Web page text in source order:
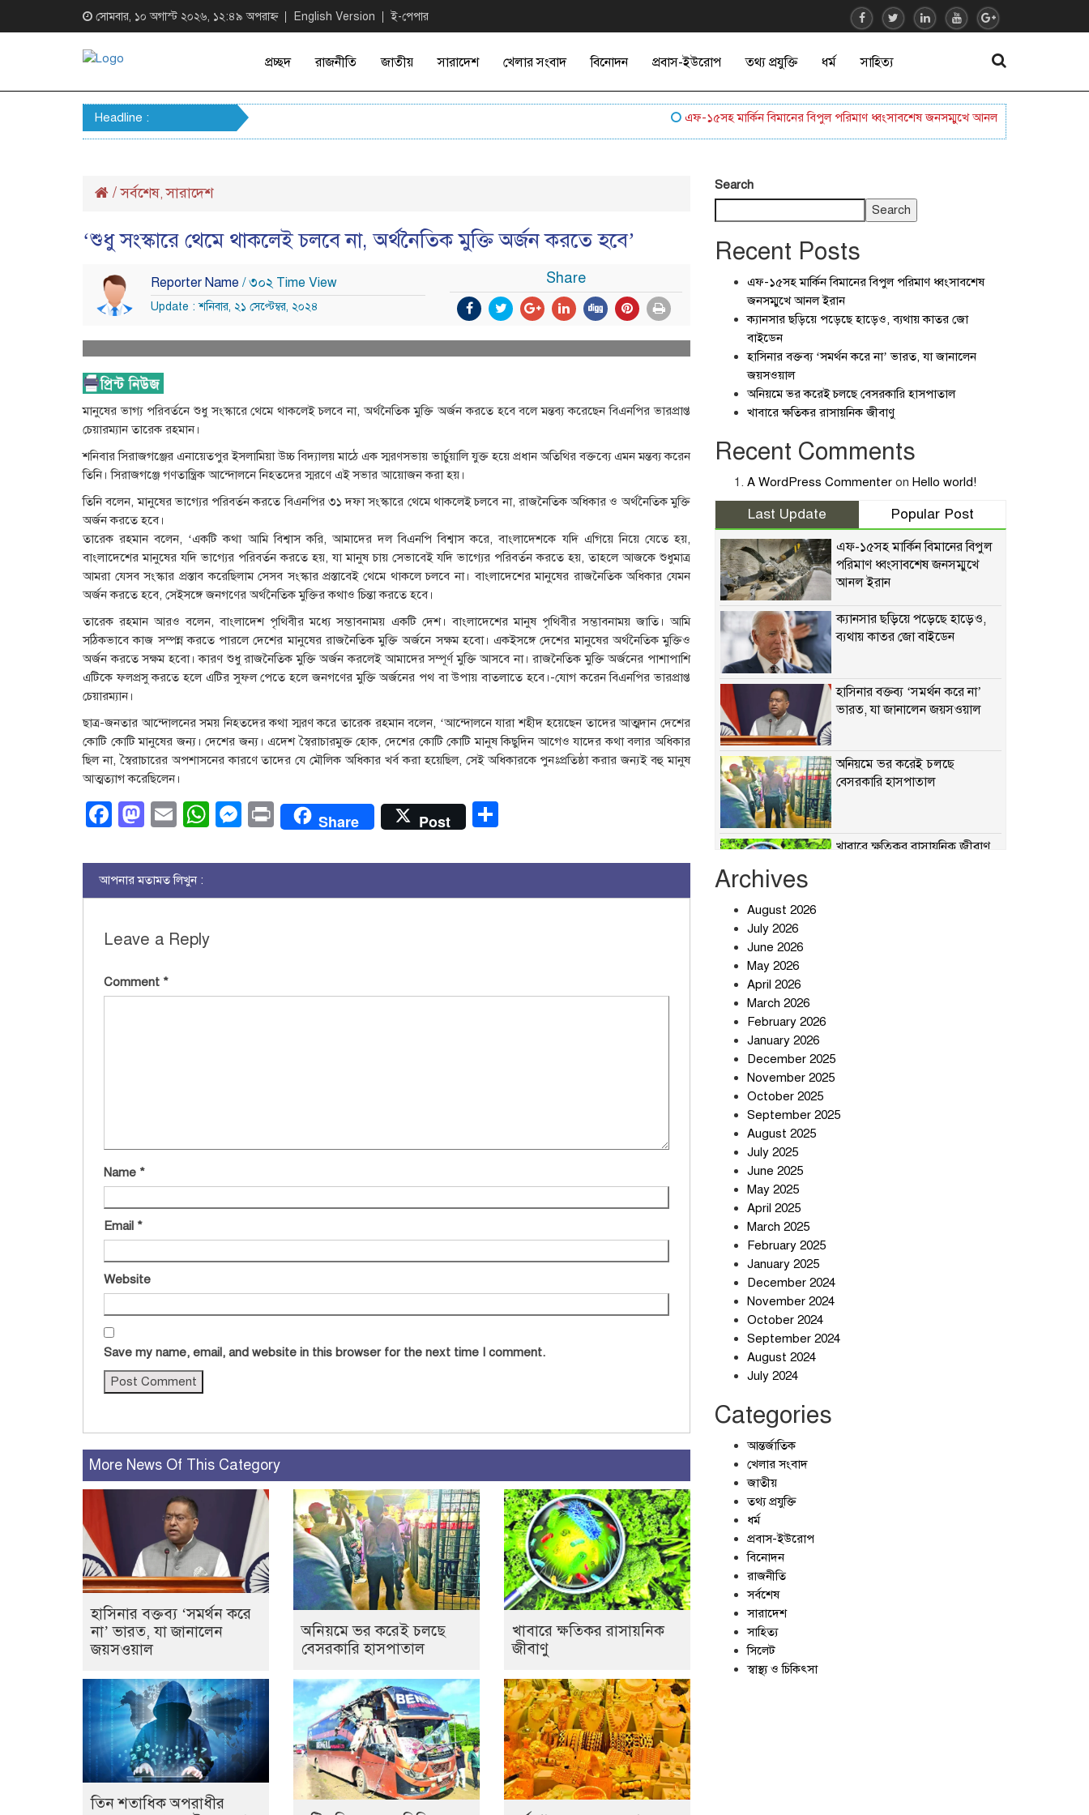
সোমবার, ১০ অগাস্ট ২০২৬, ১২:৪৯ অপরাহ্ন English Version ই-পেপার
প্রচ্ছদ রাজনীতি জাতীয় সারাদেশ খেলার সংবাদ বিনোদন প্রবাস-ইউরোপ তথ্য প্রযুক্তি ধর্ম সাহিত্য
Headline : এফ-১৫সহ মার্কিন বিমানের বিপুল পরিমাণ ধ্বংসাবশেষ জনসম্মুখে আনল ইরান
/সর্বশেষ,সারাদেশ
‘শুধু সংস্কারে থেমে থাকলেই চলবে না, অর্থনৈতিক মুক্তি অর্জন করতে হবে’
Reporter Name / ৩০২ Time View
Update : শনিবার, ২১ সেপ্টেম্বর, ২০২৪
Share
মানুষের ভাগ্য পরিবর্তনে শুধু সংস্কারে থেমে থাকলেই চলবে না, অর্থনৈতিক মুক্তি অর্জন করতে হবে বলে মন্তব্য করেছেন বিএনপির ভারপ্রাপ্ত
চেয়ারম্যান তারেক রহমান।
শনিবার সিরাজগঞ্জের এনায়েতপুর ইসলামিয়া উচ্চ বিদ্যালয় মাঠে এক স্মরণসভায় ভার্চুয়ালি যুক্ত হয়ে প্রধান অতিথির বক্তব্যে এমন মন্তব্য করেন
তিনি। সিরাজগঞ্জে গণতান্ত্রিক আন্দোলনে নিহতদের স্মরণে এই সভার আয়োজন করা হয়।
তিনি বলেন, মানুষের ভাগ্যের পরিবর্তন করতে বিএনপির ৩১ দফা সংস্কারে থেমে থাকলেই চলবে না, রাজনৈতিক অধিকার ও অর্থনৈতিক মুক্তি
অর্জন করতে হবে।
তারেক রহমান বলেন, ‘একটি কথা আমি বিশ্বাস করি, আমাদের দল বিএনপি বিশ্বাস করে, বাংলাদেশকে যদি এগিয়ে নিয়ে যেতে হয়,
বাংলাদেশের মানুষের যদি ভাগ্যের পরিবর্তন করতে হয়, যা মানুষ চায় সেভাবেই যদি ভাগ্যের পরিবর্তন করতে হয়, তাহলে আজকে শুধুমাত্র
আমরা যেসব সংস্কার প্রস্তাব করেছিলাম সেসব সংস্কার প্রস্তাবেই থেমে থাকলে চলবে না। বাংলাদেশের মানুষের রাজনৈতিক অধিকার যেমন
অর্জন করতে হবে, সেইসঙ্গে জনগণের অর্থনৈতিক মুক্তির কথাও চিন্তা করতে হবে।
তারেক রহমান আরও বলেন, বাংলাদেশ পৃথিবীর মধ্যে সম্ভাবনাময় একটি দেশ। বাংলাদেশের মানুষ পৃথিবীর সম্ভাবনাময় জাতি। আমি
সঠিকভাবে কাজ সম্পন্ন করতে পারলে দেশের মানুষের রাজনৈতিক মুক্তি অর্জনে সক্ষম হবো। একইসঙ্গে দেশের মানুষের অর্থনৈতিক মুক্তিও
অর্জন করতে সক্ষম হবো। কারণ শুধু রাজনৈতিক মুক্তি অর্জন করলেই আমাদের সম্পূর্ণ মুক্তি আসবে না। রাজনৈতিক মুক্তি অর্জনের পাশাপাশি
এটিকে ফলপ্রসু করতে হলে এটির সুফল পেতে হলে জনগণের মুক্তি অর্জনের পথ বা উপায় বাতলাতে হবে।-যোগ করেন বিএনপির ভারপ্রাপ্ত
চেয়ারম্যান।
ছাত্র-জনতার আন্দোলনের সময় নিহতদের কথা স্মরণ করে তারেক রহমান বলেন, ‘আন্দোলনে যারা শহীদ হয়েছেন তাদের আত্মদান দেশের
কোটি কোটি মানুষের জন্য। দেশের জন্য। এদেশ স্বৈরাচারমুক্ত হোক, দেশের কোটি কোটি মানুষ কিছুদিন আগেও যাদের কথা বলার অধিকার
ছিল না, স্বৈরাচারের অপশাসনের কারণে তাদের যে মৌলিক অধিকার খর্ব করা হয়েছিল, সেই অধিকারকে পুনঃপ্রতিষ্ঠা করার জন্যই বহু মানুষ
আত্মত্যাগ করেছিলেন।
Facebook
Mastodon
EmailWhatsApp
Messenger
PrintShare Post
আপনার মতামত লিখুন :
Leave a Reply
Comment *
Name *
Email *
Website
Save my name, email, and website in this browser for the next time I comment.
More News Of This Category
হাসিনার বক্তব্য ‘সমর্থন করে
না’ ভারত, যা জানালেন
জয়সওয়াল
অনিয়মে ভর করেই চলছে
বেসরকারি হাসপাতাল
খাবারে ক্ষতিকর রাসায়নিক
জীবাণু
তিন শতাধিক অপরাধীর
Search
Search
Recent Posts
এফ-১৫সহ মার্কিন বিমানের বিপুল পরিমাণ ধ্বংসাবশেষ
জনসম্মুখে আনল ইরান
ক্যানসার ছড়িয়ে পড়েছে হাড়েও, ব্যথায় কাতর জো
বাইডেন
হাসিনার বক্তব্য ‘সমর্থন করে না’ ভারত, যা জানালেন
জয়সওয়াল
অনিয়মে ভর করেই চলছে বেসরকারি হাসপাতাল
খাবারে ক্ষতিকর রাসায়নিক জীবাণু
Recent Comments
A WordPress Commenter on Hello world!
Last Update Popular Post
এফ-১৫সহ মার্কিন বিমানের বিপুল
পরিমাণ ধ্বংসাবশেষ জনসম্মুখে
আনল ইরান
ক্যানসার ছড়িয়ে পড়েছে হাড়েও,
ব্যথায় কাতর জো বাইডেন
হাসিনার বক্তব্য ‘সমর্থন করে না’
ভারত, যা জানালেন জয়সওয়াল
অনিয়মে ভর করেই চলছে
বেসরকারি হাসপাতাল
খাবারে ক্ষতিকর রাসায়নিক জীবাণু
Archives
August 2026
July 2026
June 2026
May 2026
April 2026
March 2026
February 2026
January 2026
December 2025
November 2025
October 2025
September 2025
August 2025
July 2025
June 2025
May 2025
April 2025
March 2025
February 2025
January 2025
December 2024
November 2024
October 2024
September 2024
August 2024
July 2024
Categories
আন্তর্জাতিক
খেলার সংবাদ
জাতীয়
তথ্য প্রযুক্তি
ধর্ম
প্রবাস-ইউরোপ
বিনোদন
রাজনীতি
সর্বশেষ
সারাদেশ
সাহিত্য
সিলেট
স্বাস্থ্য ও চিকিৎসা